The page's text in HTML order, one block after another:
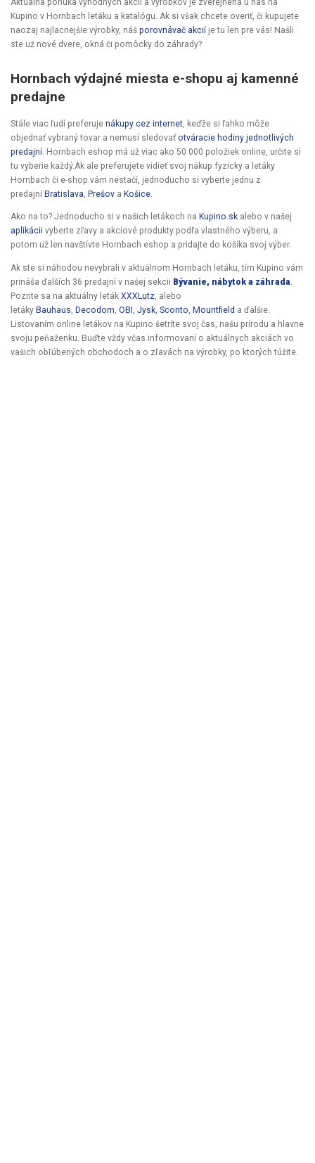
Aktuálna ponuka výhodných akcií a výrobkov je zverejnená u nás na
Kupino v Hornbach letáku a katalógu. Ak si však chcete overiť, či kupujete
naozaj najlacnejšie výrobky, náš porovnávač akcií je tu len pre vás! Našli
ste už nové dvere, okná či pomôcky do záhrady?
Hornbach výdajné miesta e-shopu aj kamenné
predajne
Stále viac ľudí preferuje nákupy cez internet , keďže si ľahko môže
objednať vybraný tovar a nemusí sledovaťotváracie hodiny jednotlivých
predajní . Hornbach eshop má už viac ako 50 000 položiek online, určite si
tu vyberie každý.Ak ale preferujete vidieť svoj nákup fyzicky a letáky
Hornbach či e-shop vám nestačí, jednoducho si vyberte jednu z
predajní Bratislava Prešov a Košice
Ako na to? Jednoducho si v našich letákoch na Kupino.sk alebo v našej
aplikácii vyberte zľavy a akciové produkty podľa vlastného výberu, a
potom už len navštívte Hornbach eshop a pridajte do košíka svoj výber.
Ak ste si náhodou nevybrali v aktuálnom Hornbach letáku, tím Kupino vám
prináša ďalších 36 predajní v našej sekcii Bývanie, nábytok a záhrada.
Pozrite sa na aktuálny leták XXXLutz, alebo
letáky Bauhaus, Decodom, OBI , Jysk, Sconto, Mountfield a ďalšie.
Listovaním online letákov na Kupino šetríte svoj čas, našu prírodu a hlavne
svoju peňaženku. Buďte vždy včas informovaní o aktuálnych akciách vo
vašich obľúbených obchodoch a o zľavách na výrobky, po ktorých túžite.